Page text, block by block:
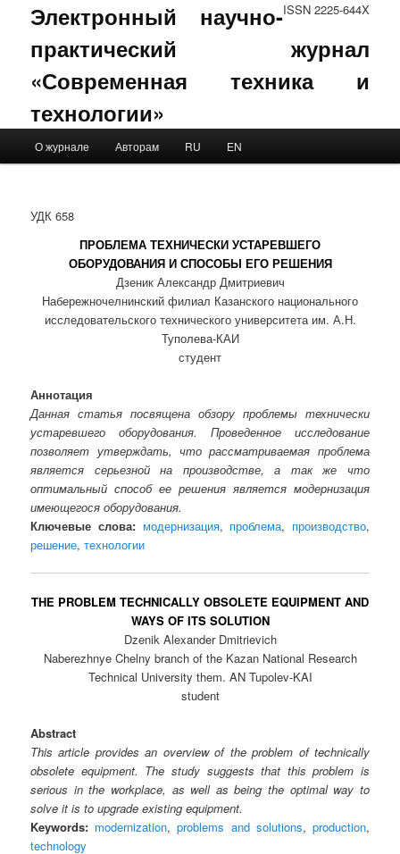
ISSN 2225-644X
Электронный научно-
практический журнал
«Современная техника и
технологии»
Skip to primary content
Skip to secondary content
О журнале Авторам RU EN
УДК 658
ПРОБЛЕМА ТЕХНИЧЕСКИ УСТАРЕВШЕГО
ОБОРУДОВАНИЯ И СПОСОБЫ ЕГО РЕШЕНИЯ
Дзеник Александр Дмитриевич
Набережночелнинский филиал Казанского национального
исследовательского технического университета им. А.Н.
Туполева-КАИ
студент
Аннотация
Данная статья посвящена обзору проблемы технически
устаревшего оборудования. Проведенное исследование
позволяет утверждать, что рассматриваемая проблема
является серьезной на производстве, а так же что
оптимальный способ ее решения является модернизация
имеющегося оборудования.
Ключевые слова: модернизация, проблема, производство,
решение,технологии
THE PROBLEM TECHNICALLY OBSOLETE EQUIPMENT AND
WAYS OF ITS SOLUTION
Dzenik Alexander Dmitrievich
Naberezhnye Chelny branch of the Kazan National Research
Technical University them. AN Tupolev-KAI
student
Abstract
This article provides an overview of the problem of technically
obsolete equipment. The study suggests that this problem is
serious in the workplace, as well as being the optimal way to
solve it is to upgrade existing equipment.
Keywords: modernization,problems and solutions, production,
technology